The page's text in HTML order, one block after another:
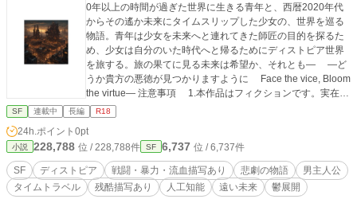
0年以上の時間が過ぎた世界に生きる青年と、西暦2020年代
からその遙か未来にタイムスリップした少女の、世界を巡る
物語。青年は少女を未来へと連れてきた師匠の目的を探るた
め、少女は自分のいた時代へと帰るためにディストピア世界
を旅する。旅の果てに見る未来は希望か、それとも― ―ど
うか貴方の悪徳が見つかりますように Face the vice, Bloom
the virtue― 注意事項 1.本作品はフィクションです。実在の
国、団体、宗教、人物とは一切関係ありません。本作品で“実
在する国々の文化、史実等を学べる”といったことは“決し
て”ございません。 2.本作品には一部過激な暴力描写や、倫
理観の欠如した描写が含まれています。本作品は、それらの
行為を正当化するものではございません。そのため、未成年
の方、精神的に不安定な方、フィクションと現実の区別が難
しい方の本作品の鑑賞を固く禁じます。 3.本作品の鑑賞中
SF 連載中 長編 R18
24h.ポイント 0pt
小説 228,788 位 / 228,788件 SF 6,737 位 / 6,737件
SF ディストピア 戦闘・暴力・流血描写あり 悲劇の物語
男主人公
タイムトラベル
残酷描写あり 人工知能 遠い未来 鬱展開